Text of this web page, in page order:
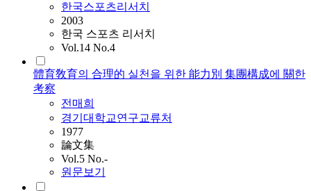
한국스포츠리서치
2003
한국 스포츠 리서치
Vol.14 No.4
體育敎育의 合理的 실천을 위한 能力別 集團構成에 關한
考察
전매희
경기대학교연구교류처
1977
論文集
Vol.5 No.-
원문보기